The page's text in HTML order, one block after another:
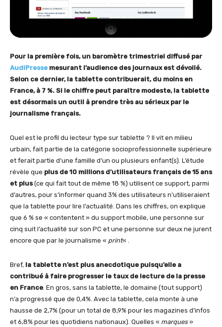
Pour la première fois, un baromètre trimestriel diffusé par
AudiPresse mesurant l’audience des journaux est dévoilé.
Selon ce dernier, la tablette contribuerait, du moins en
France, à 7 %. Si le chiffre peut paraître modeste, la tablette
est désormais un outil à prendre très au sérieux par le
journalisme français.
Quel est le profil du lecteur type sur tablette ? Il vit en milieu
urbain, fait partie de la catégorie socioprofessionnelle supérieure
et ferait partie d’une famille d’un ou plusieurs enfant(s). L’étude
révèle que plus de 10 millions d’utilisateurs français de 15 ans
et plus(ce qui fait tout de même 18 %) utilisent ce support, parmi
d’autres, pour s’informer quand 3% des utilisateurs n’utiliseraient
que la tablette pour lire l’actualité. Dans les chiffres, on explique
que 6 % se « contentent » du support mobile, une personne sur
cinq suit l’actualité sur son PC et une personne sur deux ne jurent
encore que par le journalisme « print« .
Bref, la tablette n’est plus anecdotique puisqu’elle a
contribué à faire progresser le taux de lecture de la presse
en France. En gros, sans la tablette, le domaine (tout support)
n’a progressé que de 0,4%. Avec la tablette, cela monte à une
hausse de 2,7% (pour un total de 8,9% pour les magazines d’infos
et 6,8% pour les quotidiens nationaux). Quelles « marques »